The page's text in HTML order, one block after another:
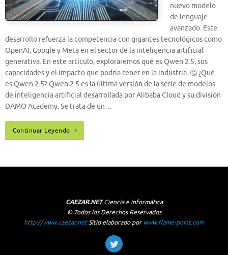
nuevo modelo
de lenguaje
avanzado. Este
desarrollo refuerza la competencia con gigantes tecnológicos como
OpenAI, Google y Meta en el sector de la inteligencia artificial
generativa. En este artículo, exploraremos qué es Qwen 2.5, sus
capacidades y el impacto que podría tener en la industria. 🤔 ¿Qué
es Qwen 2.5? Qwen 2.5 es la última versión de la serie de modelos
de inteligencia artificial desarrollada por Alibaba Cloud y su división
DAMO Academy. Se trata de un…
Continuar Leyendo
CAEZAR.NETCiencia e informática
© Todos los Derechos Reservados
http://www.caezar.netSitio elaborado porwww.flame-point.com